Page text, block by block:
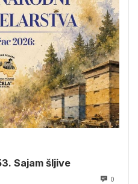
Sajam šljive
0